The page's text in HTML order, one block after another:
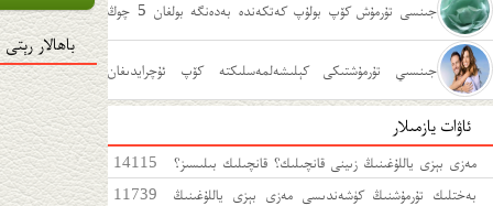
جىنسى تۇرمۇش كۆپ بولۇپ كەتكەندە بەدەنگە بولغان 5 چوڭ
زىيىنى جىنسىي تۇرمۇشتىكى كېلىشەلمەسلىكتە كۆپ ئۇچرايدىغان
ئەھۋاللار
ئاۋات يازمىلار
14115
مەزى بېزى ياللۇغىنىڭ زىينى قانچىلىك؟ قانچىلىك بىلىسىز؟
مەزى بېزى ياللۇغىغا قەتئى سەل قارىماڭ!
11739 بەختلىك تۇرمۇشنىڭ كۈشەندىسى مەزى بېزى ياللۇغىنىڭ
باھالار رېتى